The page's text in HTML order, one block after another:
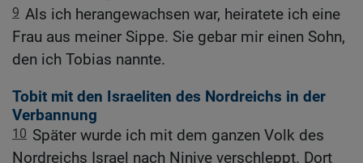
9 Als ich herangewachsen war, heiratete ich eine
Frau aus meiner Sippe. Sie gebar mir einen Sohn,
den ich Tobias nannte.
Tobit mit den Israeliten des Nordreichs in der
Verbannung
10 Später wurde ich mit dem ganzen Volk des
Nordreichs Israel nach Ninive verschleppt. Dort